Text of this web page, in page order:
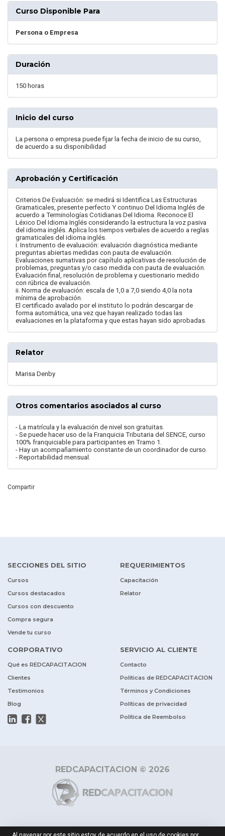
Curso Disponible Para
Persona o Empresa
Duración
150 horas
Inicio del curso
La persona o empresa puede fijar la fecha de inicio de su curso,
de acuerdo a su disponibilidad
Aprobación y Certificación
Criterios De Evaluación: se medirá si Identifica Las Estructuras
Gramaticales, presente perfecto Y continuo Del Idioma Inglés de
acuerdo a Terminologías Cotidianas Del Idioma. Reconoce El
Léxico Del Idioma Inglés considerando la estructura la voz pasiva
del idioma inglés. Aplica los tiempos verbales de acuerdo a reglas
gramaticales del idioma inglés.
i. Instrumento de evaluación: evaluación diagnóstica mediante
preguntas abiertas medidas con pauta de evaluación.
Evaluaciones sumativas por capítulo aplicativas de resolución de
problemas, preguntas y/o caso medida con pauta de evaluación.
Evaluación final, resolución de problema y cuestionario medido
con rúbrica de evaluación.
ii. Norma de evaluación: escala de 1,0 a 7,0 siendo 4,0 la nota
mínima de aprobación.
El certificado avalado por el instituto lo podrán descargar de
forma automática, una vez que hayan realizado todas las
evaluaciones en la plataforma y que estas hayan sido aprobadas.
Relator
Marisa Denby
Otros comentarios asociados al curso
- La matrícula y la evaluación de nivel son gratuitas.
- Se puede hacer uso de la Franquicia Tributaria del SENCE, curso
100% franquiciable para participantes en Tramo 1.
- Hay un acompañamiento constante de un coordinador de curso.
- Reportabilidad mensual.
Compartir
SECCIONES DEL SITIO
Cursos
Cursos destacados
Cursos con descuento
Compra segura
Vende tu curso
REQUERIMIENTOS
Capacitación
Relator
CORPORATIVO
Qué es REDCAPACITACION
Clientes
Testimonios
Blog
SERVICIO AL CLIENTE
Contacto
Políticas de REDCAPACITACION
Términos y Condiciones
Políticas de privacidad
Política de Reembolso
REDCAPACITACION © 2026